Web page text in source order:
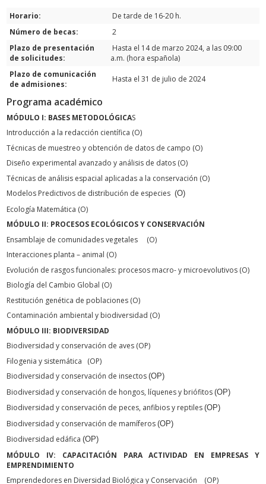
Horario:
De tarde de 16-20 h.
Número de becas:
2
Plazo de presentación
de solicitudes:
Hasta el 14 de marzo 2024, a las 09:00
a.m. (hora española)
Plazo de comunicación
de admisiones:
Hasta el 31 de julio de 2024
Programa académico
MÓDULO I: BASES METODOLÓGICAS
Introducción a la redacción científica (O)
Técnicas de muestreo y obtención de datos de campo (O)
Diseño experimental avanzado y análisis de datos (O)
Técnicas de análisis espacial aplicadas a la conservación (O)
Modelos Predictivos de distribución de especies (O)
Ecología Matemática (O)
MÓDULO II: PROCESOS ECOLÓGICOS Y CONSERVACIÓN
Ensamblaje de comunidades vegetales (O)
Interacciones planta – animal (O)
Evolución de rasgos funcionales: procesos macro- y microevolutivos (O)
Biología del Cambio Global (O)
Restitución genética de poblaciones (O)
Contaminación ambiental y biodiversidad (O)
MÓDULO III: BIODIVERSIDAD
Biodiversidad y conservación de aves (OP)
Filogenia y sistemática (OP)
Biodiversidad y conservación de insectos (OP)
Biodiversidad y conservación de hongos, líquenes y briófitos (OP)
Biodiversidad y conservación de peces, anfibios y reptiles (OP)
Biodiversidad y conservación de mamíferos (OP)
Biodiversidad edáfica (OP)
MÓDULO IV: CAPACITACIÓN PARA ACTIVIDAD EN EMPRESAS Y
EMPRENDIMIENTO
Emprendedores en Diversidad Biológica y Conservación (OP)